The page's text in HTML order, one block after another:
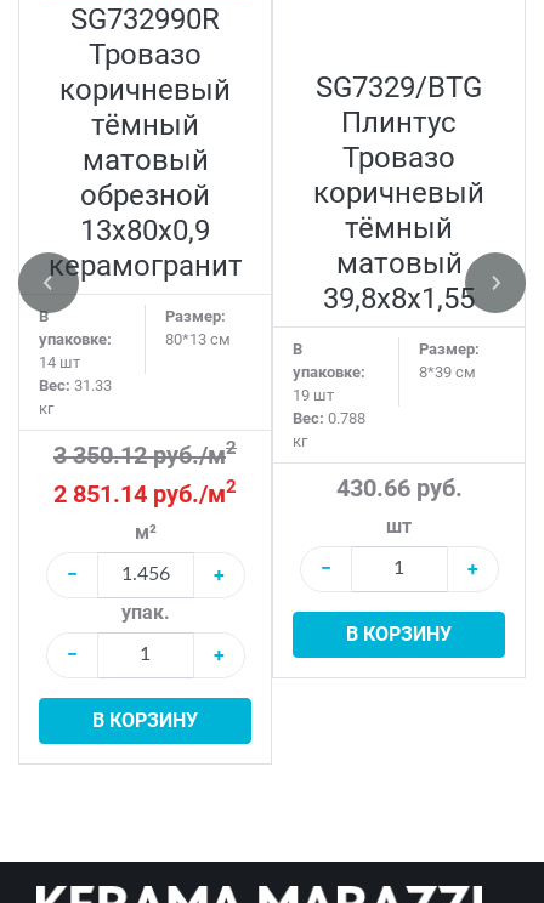
SG732990R
Тровазо
коричневый
тёмный
матовый
обрезной
13x80x0,9
керамогранит
В
упаковке:
14 шт
Размер:
80*13 см
Вес: 31.33
кг
3 350.12 руб./м2
2 851.14 руб./м2
м²
−
+
упак.
−
+
В КОРЗИНУ
SG7329/BTG
Плинтус
Тровазо
коричневый
тёмный
матовый
39,8x8x1,55
В
упаковке:
19 шт
Размер:
8*39 см
Вес: 0.788
кг
430.66 руб.
шт
−
+
В КОРЗИНУ